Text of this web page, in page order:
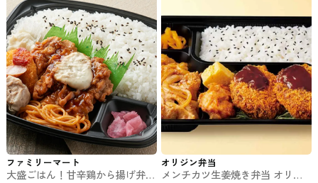
ファミリーマート
大盛ごはん！甘辛鶏から揚げ弁当
オリジン弁当
メンチカツ生姜焼き弁当 オリジ